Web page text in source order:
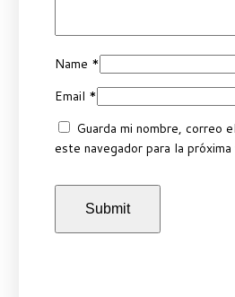
Name *
Email *
Guarda mi nombre, correo
este navegador para la